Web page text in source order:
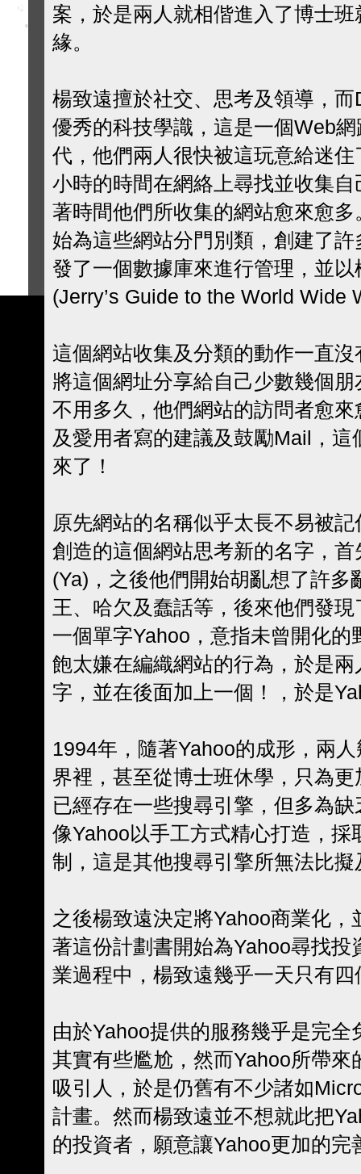
案，於是兩人就相偕進入了博士
緣。
楊致遠擅於社交、思考及領導，
優秀的科技學識，這是一個Web
代，他們兩人很快被這玩意給迷
小時的時間在網絡上尋找並收集
著時間他們所收集的網站愈來愈
始為這些網站分門別類，創建了
發了一個數據庫來進行管理，並
(Jerry’s Guide to the World Wide
這個網站收集及分類的動作一直
將這個網址分享給自己少數幾個
不用多久，他們網站的訪問者愈
及愛用者寫的建議及鼓勵Mail，
來了！
原先網站的名稱似乎太長不易被
創造的這個網站思考新的名字，
(Ya)，之後他們開始胡亂想了許多
王、哈欠及蠢話等，後來他們發
一個單字Yahoo，意指未曾開化
飽太嫌在編織網站的行為，於是
字，並在後面加上一個！，於是
1994年，隨著Yahoo的成形，兩
界裡，甚至從博士班休學，只為
已經存在一些搜尋引擎，但多為
像Yahoo以手工方式精心打造，
制，這是其他搜尋引擎所無法比擬
之後楊致遠決定將Yahoo商業化
著這份計劃書開始為Yahoo尋找
業過程中，楊致遠幾乎一天只有
由於Yahoo提供的服務幾乎是完
其實有些尷尬，然而Yahoo所帶
吸引人，於是仍舊有不少諸如
計畫。然而楊致遠並不想就此把
的投資者，願意讓Yahoo更加的完